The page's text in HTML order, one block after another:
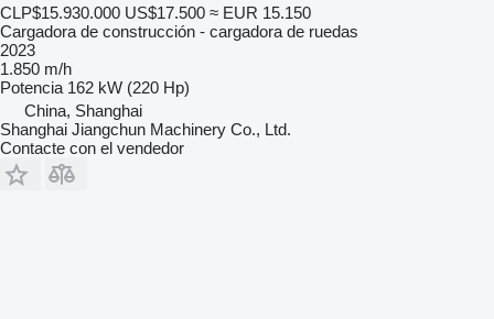
CLP$15.930.000 US$17.500 ≈ EUR 15.150
Cargadora de construcción - cargadora de ruedas
2023
1.850 m/h
Potencia 162 kW (220 Hp)
China, Shanghai
Shanghai Jiangchun Machinery Co., Ltd.
Contacte con el vendedor